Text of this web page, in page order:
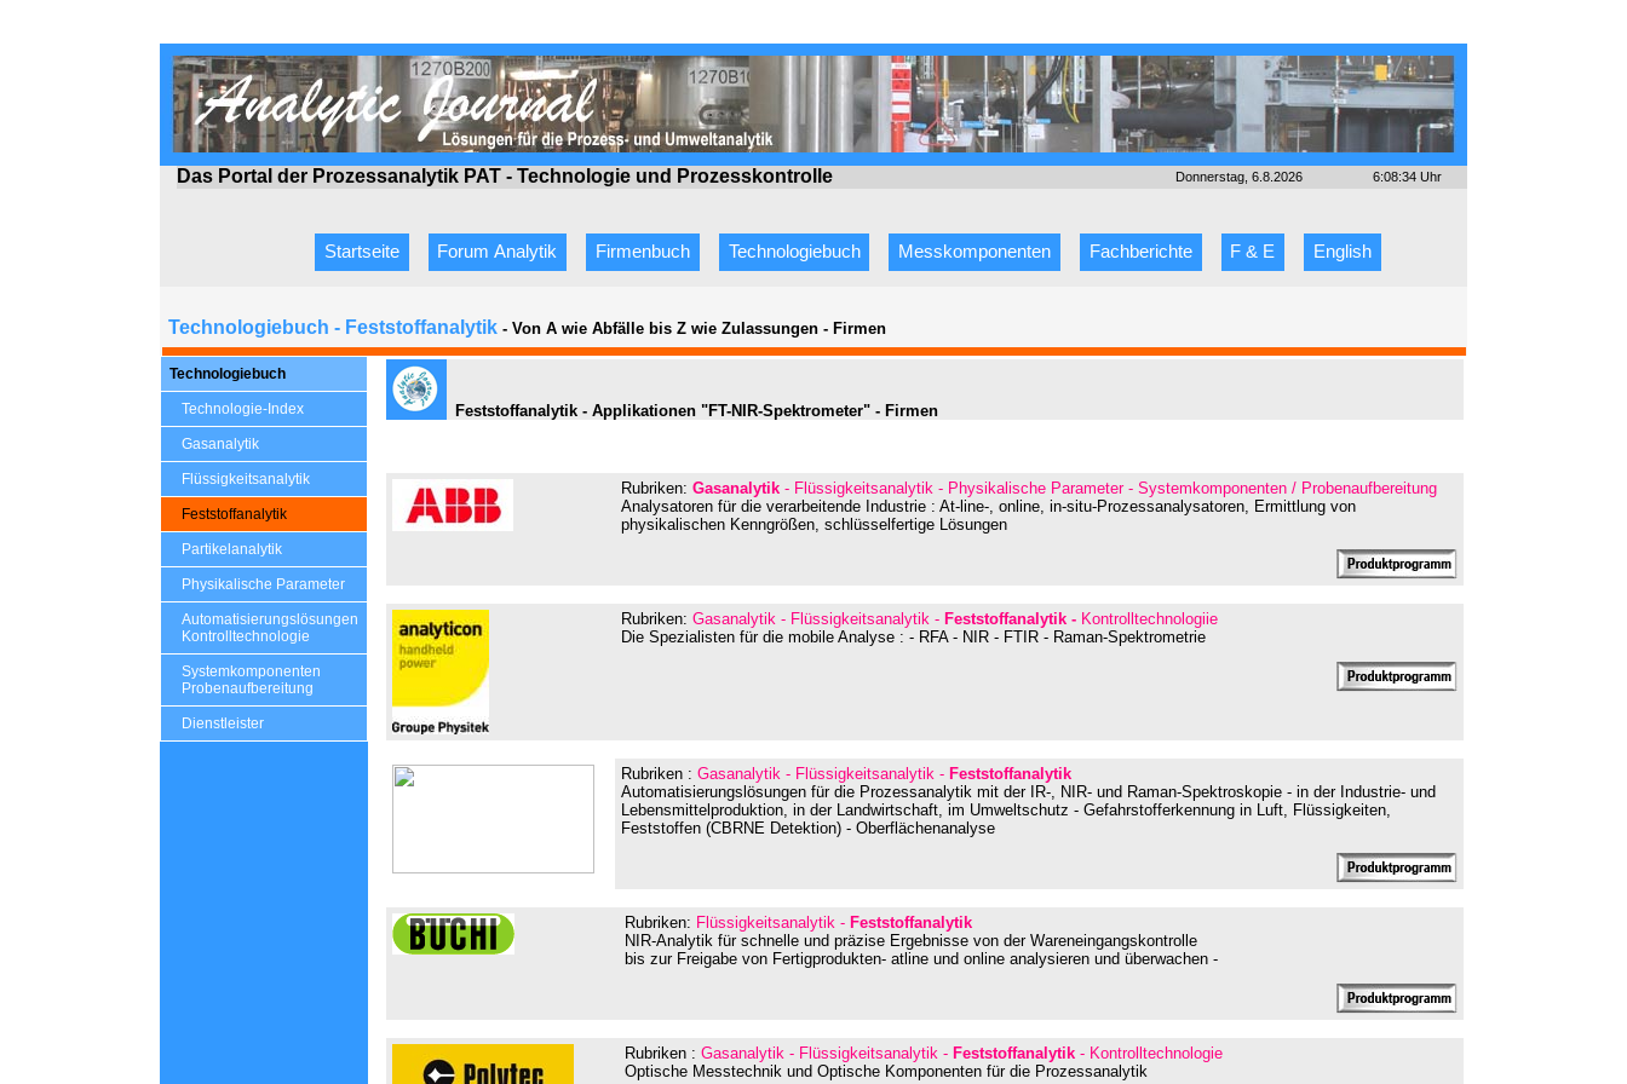
Das Portal der Prozessanalytik PAT - Technologie und Prozesskontrolle Donnerstag, 6.8.2026 6:08:34 Uhr
Startseite Forum Analytik Firmenbuch Technologiebuch Messkomponenten Fachberichte F & E English
Technologiebuch - Feststoffanalytik - Von A wie Abfälle bis Z wie Zulassungen - Firmen
Technologiebuch
Technologie-Index
Gasanalytik
Flüssigkeitsanalytik
Feststoffanalytik
Partikelanalytik
Physikalische Parameter
Automatisierungslösungen
Kontrolltechnologie
Systemkomponenten
Probenaufbereitung
Dienstleister
Feststoffanalytik - Applikationen "FT-NIR-Spektrometer" - Firmen
Rubriken: Gasanalytik - Flüssigkeitsanalytik - Physikalische Parameter - Systemkomponenten / Probenaufbereitung
Analysatoren für die verarbeitende Industrie : At-line-, online, in-situ-Prozessanalysatoren, Ermittlung von
physikalischen Kenngrößen, schlüsselfertige Lösungen
Rubriken: Gasanalytik - Flüssigkeitsanalytik - Feststoffanalytik - Kontrolltechnologiie
Die Spezialisten für die mobile Analyse : - RFA - NIR - FTIR - Raman-Spektrometrie
Rubriken : Gasanalytik - Flüssigkeitsanalytik - Feststoffanalytik
Automatisierungslösungen für die Prozessanalytik mit der IR-, NIR- und Raman-Spektroskopie - in der Industrie- und
Lebensmittelproduktion, in der Landwirtschaft, im Umweltschutz - Gefahrstofferkennung in Luft, Flüssigkeiten,
Feststoffen (CBRNE Detektion) - Oberflächenanalyse
Rubriken: Flüssigkeitsanalytik - Feststoffanalytik
NIR-Analytik für schnelle und präzise Ergebnisse von der Wareneingangskontrolle
bis zur Freigabe von Fertigprodukten- atline und online analysieren und überwachen -
Rubriken : Gasanalytik - Flüssigkeitsanalytik - Feststoffanalytik - Kontrolltechnologie
Optische Messtechnik und Optische Komponenten für die Prozessanalytik